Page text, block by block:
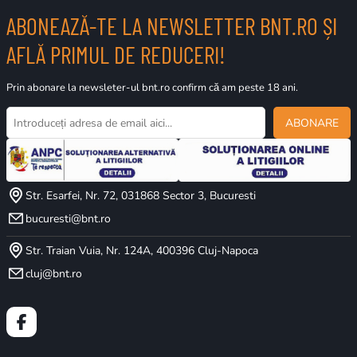
ABONEAZĂ-TE LA NEWSLETTER BNT.RO ȘI
AFLĂ PRIMUL DE REDUCERI!
Prin abonare la newsleter-ul bnt.ro confirm că am peste 18 ani.
ABONARE
Str. Esarfei, Nr. 72, 031868 Sector 3, Bucuresti
bucuresti@bnt.ro
Str. Traian Vuia, Nr. 124A, 400396 Cluj-Napoca
cluj@bnt.ro